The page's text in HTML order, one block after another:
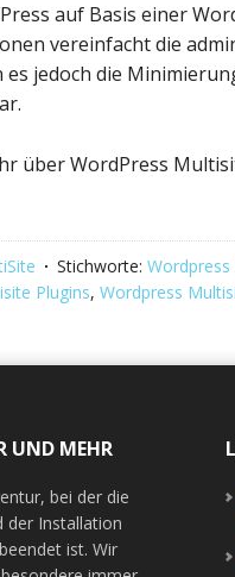
auf Basis einer
vereinfacht die
jedoch die
über WordPress
Stichworte:
Plugins, Wordpress
UND MEHR
bei der die
der Installation
ist. Wir